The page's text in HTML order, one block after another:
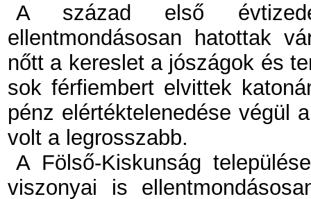
A század első
ellentmondásosan hatottak
nőtt a kereslet a jószágok és
sok férfiembert elvittek
pénz elértéktelenedése végül
volt a legrosszabb.
A Fölső-Kiskunság
viszonyai is